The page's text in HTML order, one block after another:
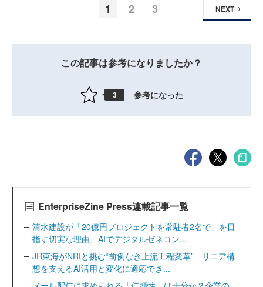
1 2 3 NEXT
この記事は参考になりましたか？
3 参考になった
EnterpriseZine Press連載記事一覧
清水建設が「20億円プロジェクトを常駐者2名で」を目
指す切実な理由、AIでデジタルゼネコン...
JR東海がNRIと挑む“前例なき上流工程変革” リニア構
想を支えるAI活用と変化に適応でき...